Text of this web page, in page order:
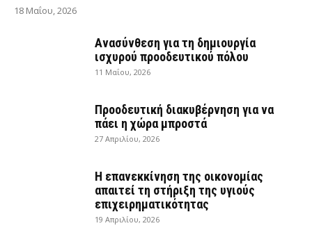
18 Μαΐου, 2026
Ανασύνθεση για τη δημιουργία
ισχυρού προοδευτικού πόλου
11 Μαΐου, 2026
Προοδευτική διακυβέρνηση για να
πάει η χώρα μπροστά
27 Απριλίου, 2026
Η επανεκκίνηση της οικονομίας
απαιτεί τη στήριξη της υγιούς
επιχειρηματικότητας
19 Απριλίου, 2026